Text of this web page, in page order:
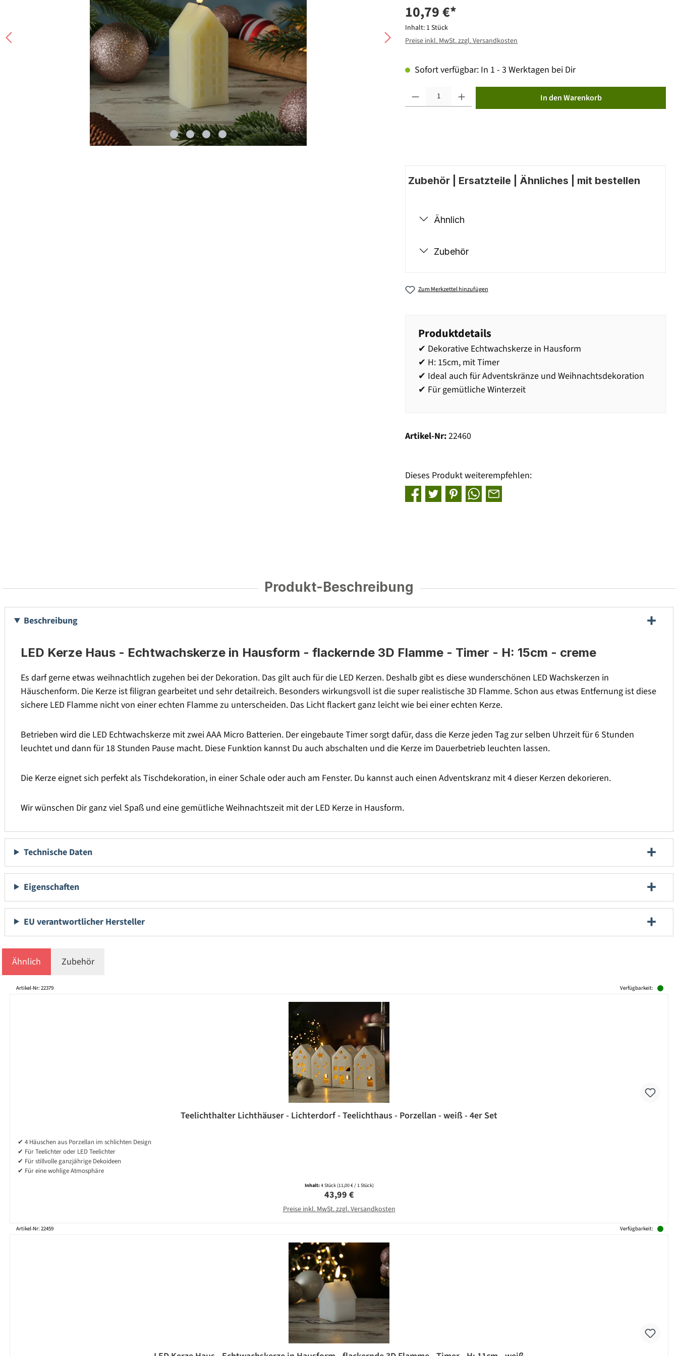
10,79 €*
Inhalt: 1 Stück
Preise inkl. MwSt. zzgl. Versandkosten
Sofort verfügbar: In 1 - 3 Werktagen bei Dir
In den Warenkorb
Zubehör | Ersatzteile | Ähnliches | mit bestellen
Ähnlich
Zubehör
Zum Merkzettel hinzufügen
Produktdetails
✔ Dekorative Echtwachskerze in Hausform
✔ H: 15cm, mit Timer
✔ Ideal auch für Adventskränze und Weihnachtsdekoration
✔ Für gemütliche Winterzeit
Artikel-Nr:22460
Dieses Produkt weiterempfehlen:
Produkt-Beschreibung
Beschreibung
LED Kerze Haus - Echtwachskerze in Hausform - flackernde 3D Flamme - Timer - H: 15cm - creme
Es darf gerne etwas weihnachtlich zugehen bei der Dekoration. Das gilt auch für die LED Kerzen. Deshalb gibt es diese wunderschönen LED Wachskerzen in
Häuschenform. Die Kerze ist filigran gearbeitet und sehr detailreich. Besonders wirkungsvoll ist die super realistische 3D Flamme. Schon aus etwas Entfernung ist diese
sichere LED Flamme nicht von einer echten Flamme zu unterscheiden. Das Licht flackert ganz leicht wie bei einer echten Kerze.
Betrieben wird die LED Echtwachskerze mit zwei AAA Micro Batterien. Der eingebaute Timer sorgt dafür, dass die Kerze jeden Tag zur selben Uhrzeit für 6 Stunden
leuchtet und dann für 18 Stunden Pause macht. Diese Funktion kannst Du auch abschalten und die Kerze im Dauerbetrieb leuchten lassen.
Die Kerze eignet sich perfekt als Tischdekoration, in einer Schale oder auch am Fenster. Du kannst auch einen Adventskranz mit 4 dieser Kerzen dekorieren.
Wir wünschen Dir ganz viel Spaß und eine gemütliche Weihnachtszeit mit der LED Kerze in Hausform.
Technische Daten
Eigenschaften
EU verantwortlicher Hersteller
Ähnlich Zubehör
Produktgalerie überspringen
Artikel-Nr: 22379 Verfügbarkeit:
Teelichthalter Lichthäuser - Lichterdorf - Teelichthaus - Porzellan - weiß - 4er Set
✔ 4 Häuschen aus Porzellan im schlichten Design
✔ Für Teelichter oder LED Teelichter
✔ Für stillvolle ganzjährige Dekoideen
✔ Für eine wohlige Atmosphäre
Inhalt:4 Stück(11,00 € / 1 Stück)
Regulärer Preis:
43,99 €
Preise inkl. MwSt. zzgl. Versandkosten
Artikel-Nr: 22459 Verfügbarkeit: